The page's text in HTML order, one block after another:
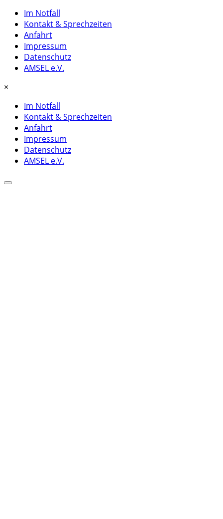
Im Notfall
Kontakt & Sprechzeiten
Anfahrt
Impressum
Datenschutz
AMSEL e.V.
×
Im Notfall
Kontakt & Sprechzeiten
Anfahrt
Impressum
Datenschutz
AMSEL e.V.